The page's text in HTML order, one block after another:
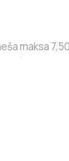
maksa
vai